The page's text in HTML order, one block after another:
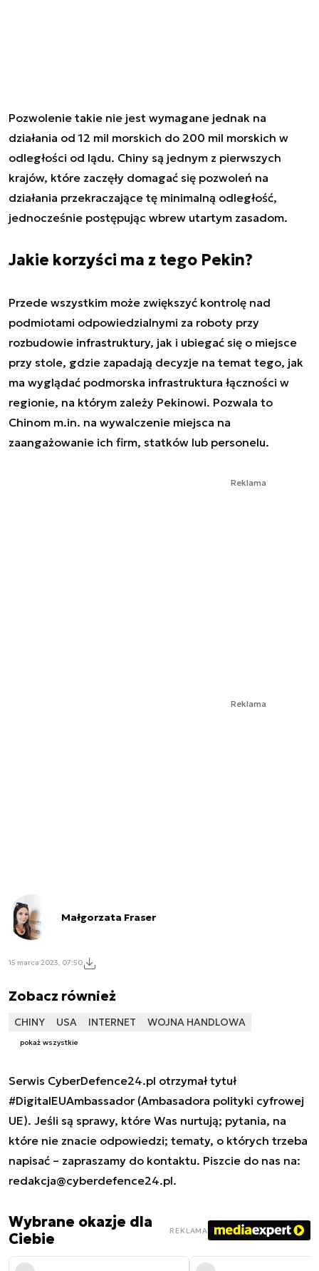
Pozwolenie takie nie jest wymagane jednak na
działania od 12 mil morskich do 200 mil morskich w
odległości od lądu. Chiny są jednym z pierwszych
krajów, które zaczęły domagać się pozwoleń na
działania przekraczające tę minimalną odległość,
jednocześnie postępując wbrew utartym zasadom.
Jakie korzyści ma z tego Pekin?
Przede wszystkim może zwiększyć kontrolę nad
podmiotami odpowiedzialnymi za roboty przy
rozbudowie infrastruktury, jak i ubiegać się o miejsce
przy stole, gdzie zapadają decyzje na temat tego, jak
ma wyglądać podmorska infrastruktura łączności w
regionie, na którym zależy Pekinowi. Pozwala to
Chinom m.in. na wywalczenie miejsca na
zaangażowanie ich firm, statków lub personelu.
Reklama
Reklama
Małgorzata Fraser
15 marca 2023, 07:50
Zobacz również
CHINY USA INTERNET WOJNA HANDLOWA
pokaż wszystkie
Serwis CyberDefence24.pl otrzymał tytuł
#DigitalEUAmbassador (Ambasadora polityki cyfrowej
UE). Jeśli są sprawy, które Was nurtują; pytania, na
które nie znacie odpowiedzi; tematy, o których trzeba
napisać – zapraszamy do kontaktu. Piszcie do nas na:
redakcja@cyberdefence24.pl.
Wybrane okazje dla
Ciebie
REKLAMA